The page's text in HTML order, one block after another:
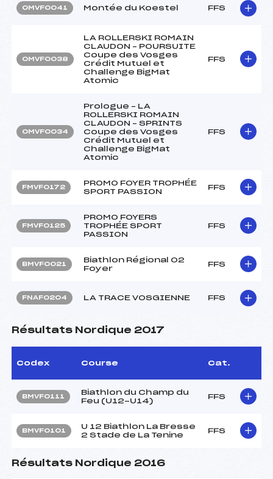
OMVF0041 Montée du Koestel FFS
OMVF0038
LA ROLLERSKI ROMAIN
CLAUDON – POURSUITE
Coupe des Vosges
Crédit Mutuel et
Challenge BigMat
Atomic
FFS
OMVF0034
Prologue – LA
ROLLERSKI ROMAIN
CLAUDON – SPRINTS
Coupe des Vosges
Crédit Mutuel et
Challenge BigMat
Atomic
FFS
FMVF0172
PROMO FOYER TROPHÉE
SPORT PASSION
FFS
FMVF0125
PROMO FOYERS
TROPHÉE SPORT
PASSION
FFS
BMVF0021
Biathlon Régional 02
Foyer
FFS
FNAF0204 LA TRACE VOSGIENNE FFS
Résultats Nordique 2017
Codex Course Cat.
BMVF0111
Biathlon du Champ du
Feu (U12-U14)
FFS
BMVF0101
U 12 Biathlon La Bresse
2 Stade de La Tenine
FFS
Résultats Nordique 2016